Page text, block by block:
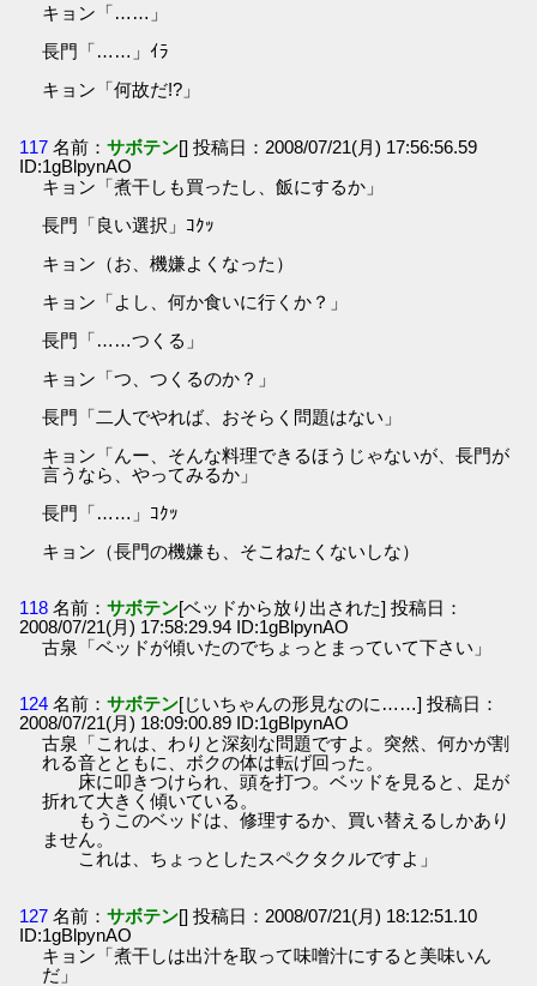
キョン「……」
長門「……」ｲﾗ
キョン「何故だ!?」
117 名前：サボテン[] 投稿日：2008/07/21(月) 17:56:56.59
ID:1gBlpynAO
キョン「煮干しも買ったし、飯にするか」
長門「良い選択」ｺｸｯ
キョン（お、機嫌よくなった）
キョン「よし、何か食いに行くか？」
長門「……つくる」
キョン「つ、つくるのか？」
長門「二人でやれば、おそらく問題はない」
キョン「んー、そんな料理できるほうじゃないが、長門が
言うなら、やってみるか」
長門「……」ｺｸｯ
キョン（長門の機嫌も、そこねたくないしな）
118 名前：サボテン[ベッドから放り出された] 投稿日：
2008/07/21(月) 17:58:29.94 ID:1gBlpynAO
古泉「ベッドが傾いたのでちょっとまっていて下さい」
124 名前：サボテン[じいちゃんの形見なのに……] 投稿日：
2008/07/21(月) 18:09:00.89 ID:1gBlpynAO
古泉「これは、わりと深刻な問題ですよ。突然、何かが割
れる音とともに、ボクの体は転げ回った。
床に叩きつけられ、頭を打つ。ベッドを見ると、足が
折れて大きく傾いている。
もうこのベッドは、修理するか、買い替えるしかあり
ません。
これは、ちょっとしたスペクタクルですよ」
127 名前：サボテン[] 投稿日：2008/07/21(月) 18:12:51.10
ID:1gBlpynAO
キョン「煮干しは出汁を取って味噌汁にすると美味いん
だ」